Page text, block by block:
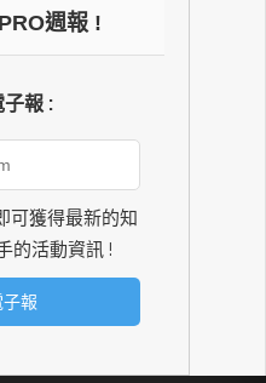
週報 !
報 :
可獲得最新的知
的活動資訊 !